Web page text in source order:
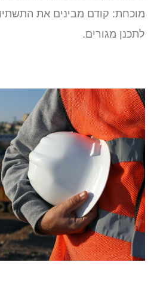
מוכחת: קודם מבינים את
לתכנן מגורים.